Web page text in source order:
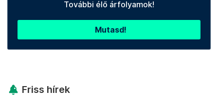
További élő árfolyamok!
Mutasd!
Friss hírek